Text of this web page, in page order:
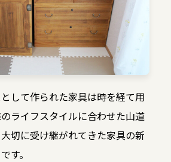
して作られた家具は時を経て用
ライフスタイルに合わせた山道
切に受け継がれてきた家具の新
す。